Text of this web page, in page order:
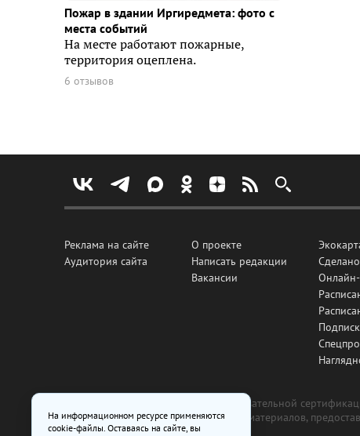
Пожар в здании Иргиредмета: фото с
места событий
На месте работают пожарные,
территория оцеплена.
6 отзывов
Реклама на сайте
Аудитория сайта
О проекте
Написать редакции
Вакансии
Все рекламные товары подлежат обязательной
изготовлена и размещена на основе материалов,
На информационном ресурсе применяются
cookie-файлы. Оставаясь на сайте, вы